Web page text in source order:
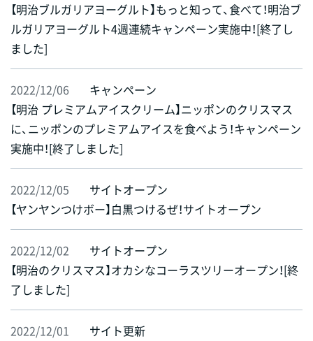
【明治ブルガリアヨーグルト】もっと知って、食べて！明治ブ
ルガリアヨーグルト4週連続キャンペーン実施中！[終了し
ました]
2022/12/06
キャンペーン
【明治 プレミアムアイスクリーム】ニッポンのクリスマス
に、ニッポンのプレミアムアイスを食べよう！キャンペーン
実施中！[終了しました]
2022/12/05
サイトオープン
【ヤンヤンつけボー】白黒つけるぜ！サイトオープン
2022/12/02
サイトオープン
【明治のクリスマス】オカシなコーラスツリーオープン！[終
了しました]
2022/12/01
サイト更新